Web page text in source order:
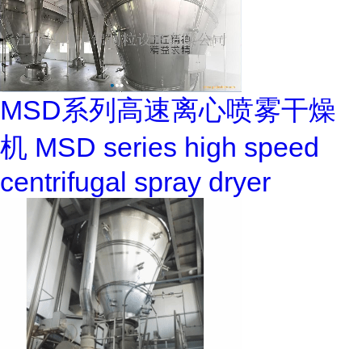
MSD系列高速离心喷雾干燥
机 MSD series high speed
centrifugal spray dryer